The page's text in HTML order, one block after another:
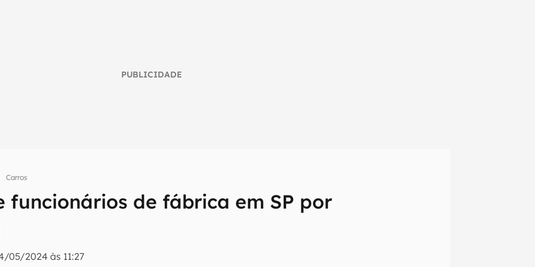
PUBLICIDADE
Carros
funcionários de fábrica em SP por
05/2024 às 11:27
inteligente do mundo tech!